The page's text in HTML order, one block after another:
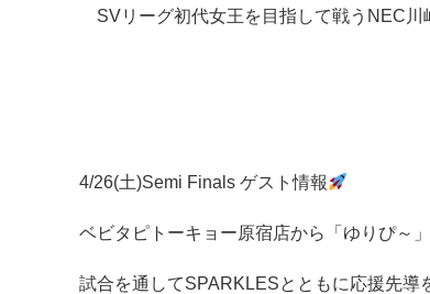
SVリーグ初代女王を目指して戦うNEC川
4/26(土)Semi Finals ゲスト情報
ベビタピトーキョー原宿店から「ゆりぴ～
試合を通してSPARKLESとともに応援先導